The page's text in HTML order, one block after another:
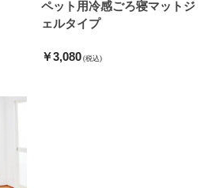
ペット用冷感ごろ寝マットジ
ェルタイプ
￥3,080 (税込)